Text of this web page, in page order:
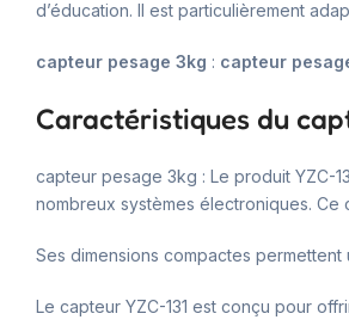
d’éducation. Il est particulièrement
capteur pesage 3kg : capteur
Caractéristiques du
capteur pesage 3kg : Le produit YZC-
nombreux systèmes électroniques.
Ses dimensions compactes
Le capteur YZC-131 est conçu pour